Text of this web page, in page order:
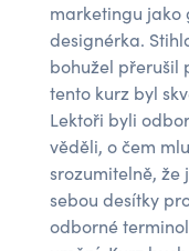
marketingu jako
designérka.
bohužel přerušil
tento kurz byl
Lektoři byli
věděli, o čem
srozumitelně,
sebou desítky
odborné